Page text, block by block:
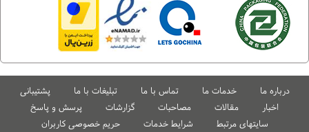
درباره ما خدمات ما تماس با ما تبلیغات با ما
پشتیبانی
اخبار
مقالات مصاحبات گزارشات
پرسش و پاسخ
سایتهای مرتبط
شرایط خدمات حریم خصوصی کاربران